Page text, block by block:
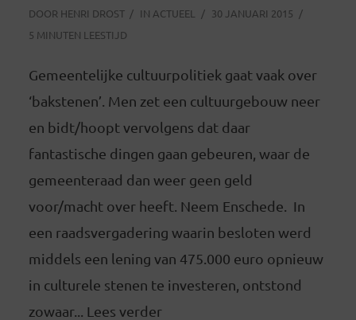
DOOR HENRI DROST IN ACTUEEL
30 JANUARI 2015
5 MINUTEN LEESTIJD
Gemeentelijke cultuurpolitiek gaat vaak over
‘bakstenen’. Men zet een cultuurgebouw neer
en bidt/hoopt vervolgens dat daar
fantastische dingen gaan gebeuren, waar de
gemeenteraad dan weer geen geld
voor/macht over heeft. Neem Enschede. In
een raadsvergadering waarin besloten werd
middels een lening van 475.000 euro opnieuw
in culturele stenen te investeren, ontstond
zowaar... Lees verder